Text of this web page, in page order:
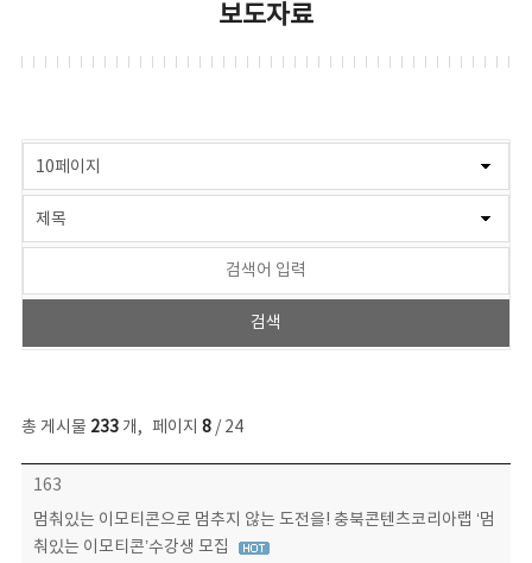
보도자료
총 게시물 233개, 페이지 8/ 24
보도자료 목록 - 번호, 제목, 작성자, 파일, 조회수, 작성일 정보 제공
163
멈춰있는 이모티콘으로 멈추지 않는 도전을! 충북콘텐츠코리아랩 ‘멈
춰있는 이모티콘’수강생 모집